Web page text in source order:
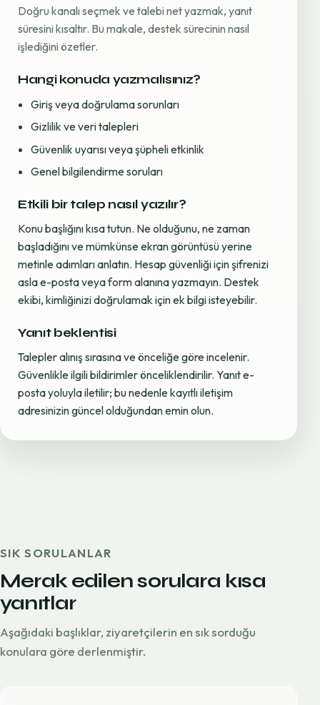
Doğru kanalı seçmek ve talebi net yazmak, yanıt
süresini kısaltır. Bu makale, destek sürecinin nasıl
işlediğini özetler.
Hangi konuda yazmalısınız?
Giriş veya doğrulama sorunları
Gizlilik ve veri talepleri
Güvenlik uyarısı veya şüpheli etkinlik
Genel bilgilendirme soruları
Etkili bir talep nasıl yazılır?
Konu başlığını kısa tutun. Ne olduğunu, ne zaman
başladığını ve mümkünse ekran görüntüsü yerine
metinle adımları anlatın. Hesap güvenliği için şifrenizi
asla e-posta veya form alanına yazmayın. Destek
ekibi, kimliğinizi doğrulamak için ek bilgi isteyebilir.
Yanıt beklentisi
Talepler alınış sırasına ve önceliğe göre incelenir.
Güvenlikle ilgili bildirimler önceliklendirilir. Yanıt e-
posta yoluyla iletilir; bu nedenle kayıtlı iletişim
adresinizin güncel olduğundan emin olun.
SIK SORULANLAR
Merak edilen sorulara kısa
yanıtlar
Aşağıdaki başlıklar, ziyaretçilerin en sık sorduğu
konulara göre derlenmiştir.